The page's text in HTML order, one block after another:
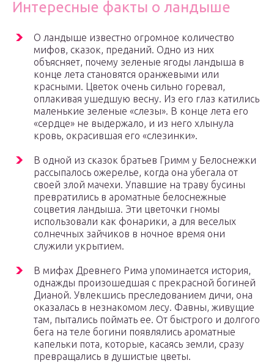
Интересные факты о ландыше
О ландыше известно огромное количество
мифов, сказок, преданий. Одно из них
объясняет, почему зеленые ягоды ландыша в
конце лета становятся оранжевыми или
красными. Цветок очень сильно горевал,
оплакивая ушедшую весну. Из его глаз катились
маленькие зеленые «слезы». В конце лета его
«сердце» не выдержало, и из него хлынула
кровь, окрасившая его «слезинки».
В одной из сказок братьев Гримм у Белоснежки
рассыпалось ожерелье, когда она убегала от
своей злой мачехи. Упавшие на траву бусины
превратились в ароматные белоснежные
соцветия ландыша. Эти цветочки гномы
использовали как фонарики, а для веселых
солнечных зайчиков в ночное время они
служили укрытием.
В мифах Древнего Рима упоминается история,
однажды произошедшая с прекрасной богиней
Дианой. Увлекшись преследованием дичи, она
оказалась в незнакомом лесу. Фавны, живущие
там, пытались поймать ее. От быстрого и долгого
бега на теле богини появлялись ароматные
капельки пота, которые, касаясь земли, сразу
превращались в душистые цветы.